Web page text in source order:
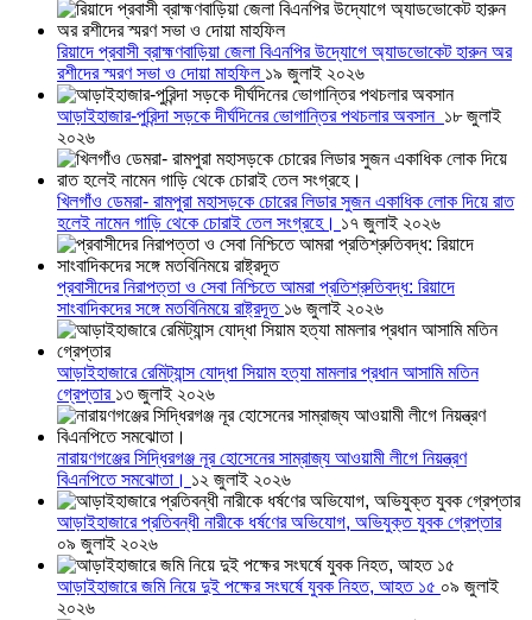
রিয়াদে প্রবাসী ব্রাহ্মণবাড়িয়া জেলা বিএনপির উদ্যোগে অ্যাডভোকেট হারুন অর
রশীদের স্মরণ সভা ও দোয়া মাহফিল ১৯ জুলাই ২০২৬
আড়াইহাজার-পুরিন্দা সড়কে দীর্ঘদিনের ভোগান্তির পথচলার অবসান ১৮ জুলাই
২০২৬
খিলগাঁও ডেমরা- রামপুরা মহাসড়কে চোরের লিডার সুজন একাধিক লোক দিয়ে রাত
হলেই নামেন গাড়ি থেকে চোরাই তেল সংগ্রহে। ১৭ জুলাই ২০২৬
প্রবাসীদের নিরাপত্তা ও সেবা নিশ্চিতে আমরা প্রতিশ্রুতিবদ্ধ: রিয়াদে
সাংবাদিকদের সঙ্গে মতবিনিময়ে রাষ্ট্রদূত ১৬ জুলাই ২০২৬
আড়াইহাজারে রেমিট্যান্স যোদ্ধা সিয়াম হত্যা মামলার প্রধান আসামি মতিন
গ্রেপ্তার ১৩ জুলাই ২০২৬
নারায়ণগঞ্জের সিদ্ধিরগঞ্জ নূর হোসেনের সাম্রাজ্য আওয়ামী লীগে নিয়ন্ত্রণ
বিএনপিতে সমঝোতা। ১২ জুলাই ২০২৬
আড়াইহাজারে প্রতিবন্ধী নারীকে ধর্ষণের অভিযোগ, অভিযুক্ত যুবক গ্রেপ্তার
০৯ জুলাই ২০২৬
আড়াইহাজারে জমি নিয়ে দুই পক্ষের সংঘর্ষে যুবক নিহত, আহত ১৫ ০৯ জুলাই
২০২৬